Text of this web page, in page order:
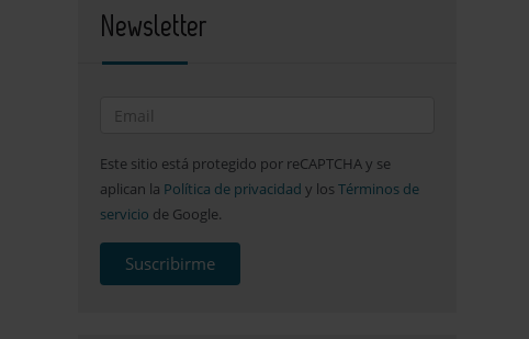
Newsletter
Este sitio está protegido por reCAPTCHA y se
aplican la Política de privacidad y losTérminos de
servicio de Google.
Suscribirme